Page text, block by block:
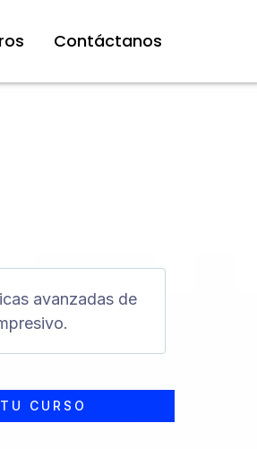
Contáctanos
avanzadas de
CURSO